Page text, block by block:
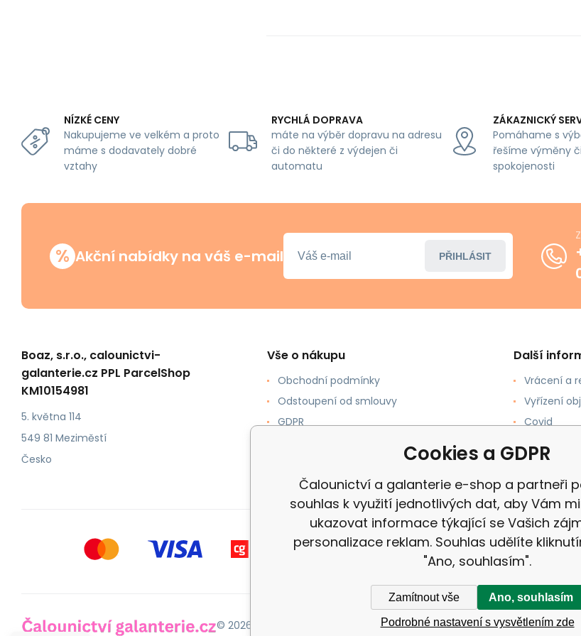
NÍZKÉ CENY
Nakupujeme ve velkém a proto
máme s dodavately dobré
vztahy
RYCHLÁ DOPRAVA
máte na výběr dopravu na adresu
či do některé z výdejen či
automatu
ZÁKAZNICKÝ
Pomáhame s
řešíme výměny
spokojenosti
% Akční nabídky na váš e-mail PŘIHLÁSIT
Boaz, s.r.o., calounictvi-
galanterie.cz PPL ParcelShop
KM10154981
5. května 114
549 81 Meziměstí
Česko
Vše o nákupu
Obchodní podmínky
Odstoupení od smlouvy
GDPR
Další
Vrácení a
Vyřízení
Covid
© 2026 Čalounictví a galanterie e-shop |Mapa stránek
Cookies a GDPR
Čalounictví a galanterie e-shop a partneři
souhlas k využití jednotlivých dat, aby Vám
ukazovat informace týkající se Vašich
personalizace reklam. Souhlas udělíte
"Ano, souhlasím".
Zamítnout vše Ano, souhlasím
Podrobné nastavení s vysvětlením zde